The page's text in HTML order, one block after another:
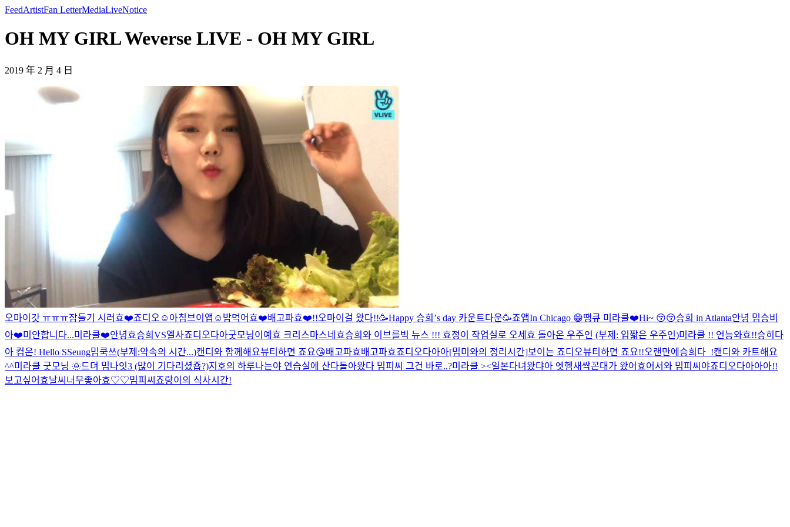
FeedArtistFan LetterMediaLiveNotice
OH MY GIRL Weverse LIVE - OH MY GIRL
2019 年 2 月 4 日
오마이갓 ㅠㅠㅠ잠들기 시러효❤️죠디오☺️ 아침브이앱☺️ 밥먹어효❤️배고파효❤️!!오마이걸 왔다!!🥳Happy 승희’s day 카운트다운🥳죠앱In Chicago 😁땡큐 미라클❤️Hi~ 😚😚승희 in Atlanta안녕 밈승비
아❤️미안합니다...미라클❤️안녕효승희VS엘사죠디오다아굿모닝이예효 크리스마스네효승희와 이브를빅 뉴스 !!! 효정이 작업실로 오세효 돌아온 우주인 (부제: 입짧은 우주인)미라클 !! 언능와효!!승히다
아 컴온! Hello SSeung밈쿡쓰(부제:약속의 시간...)캔디와 함께해요뷰티하면 죠요😘배고파효배고파효죠디오다아아[밈미와의 정리시간]보이는 죠디오뷰티하면 죠요!!오랜만에승희다_!캔디와 카트해요
^^미라클 굿모닝 🌞드뎌 밈나잇3 (많이 기다리셨죱?)지호의 하루나는야 연습실에 산다돌아왔다 밈피씨 그건 바로..?미라클 ><일본다녀왔댜아 엣헴새싹꼰대가 왔어효어서와 밈피씨야죠디오다아아아!!
보고싶어효날씨너무좋아효♡♡밈피씨 죠랑이의 식사시간!